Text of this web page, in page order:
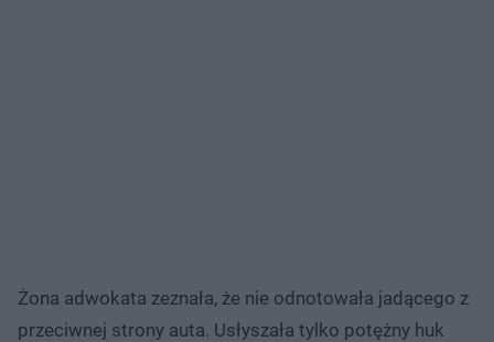
Żona adwokata zeznała, że nie odnotowała jadącego z
przeciwnej strony auta. Usłyszała tylko potężny huk